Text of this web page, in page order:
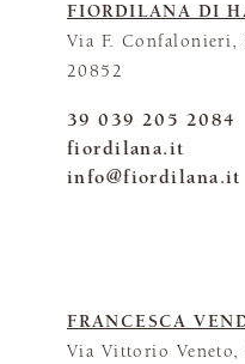
FIORDILANA DI
Via F. Confalonieri,
20852
39 039 205 2084
fiordilana.it
info@fiordilana.it
FRANCESCA
Via Vittorio